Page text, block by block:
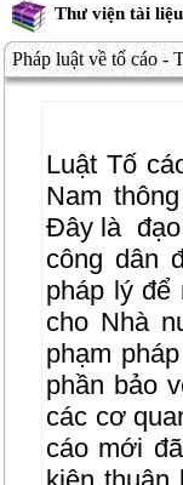
Thư viện tài liệu
Pháp luật về tố cáo -
Luật Tố
Nam
Đây là
công dân
pháp lý để
cho Nhà
phạm
phần bảo
các cơ
cáo mới